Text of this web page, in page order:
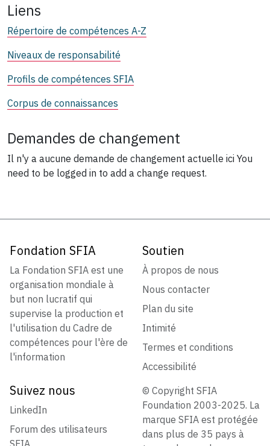
Liens
Répertoire de compétences A-Z
Niveaux de responsabilité
Profils de compétences SFIA
Corpus de connaissances
Demandes de changement
Il n'y a aucune demande de changement actuelle ici You
need to be logged in to add a change request.
Fondation SFIA
La Fondation SFIA est une
organisation mondiale à
but non lucratif qui
supervise la production et
l'utilisation du Cadre de
compétences pour l'ère de
l'information
Soutien
À propos de nous
Nous contacter
Plan du site
Intimité
Termes et conditions
Accessibilité
Suivez nous
LinkedIn
Forum des utilisateurs
SFIA
© Copyright SFIA
Foundation 2003-2025. La
marque SFIA est protégée
dans plus de 35 pays à